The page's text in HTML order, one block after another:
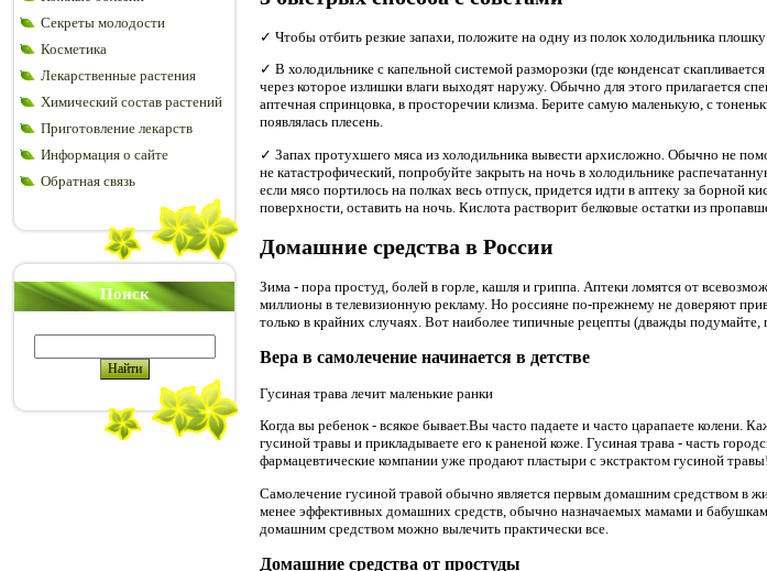
Секреты молодости
Косметика
Лекарственные растения
Химический состав растений
Приготовление лекарств
Информация о сайте
Обратная связь
Поиск
✓ Чтобы отбить резкие запахи, положите на одну из полок холодильника
✓ В холодильнике с капельной системой разморозки (где конденсат
через которое излишки влаги выходят наружу. Обычно для этого прилагается
аптечная спринцовка, в просторечии клизма. Берите самую маленькую, с
появлялась плесень.
✓ Запах протухшего мяса из холодильника вывести архисложно. Обычно не
не катастрофический, попробуйте закрыть на ночь в холодильнике
если мясо портилось на полках весь отпуск, придется идти в аптеку за борной
поверхности, оставить на ночь. Кислота растворит белковые остатки из
Домашние средства в России
Зима - пора простуд, болей в горле, кашля и гриппа. Аптеки ломятся от
миллионы в телевизионную рекламу. Но россияне по-прежнему не доверяют
только в крайних случаях. Вот наиболее типичные рецепты (дважды
Вера в самолечение начинается в детстве
Гусиная трава лечит маленькие ранки
Когда вы ребенок - всякое бывает.Вы часто падаете и часто царапаете колени.
гусиной травы и прикладываете его к раненой коже. Гусиная трава - часть
фармацевтические компании уже продают пластыри с экстрактом гусиной травы!
Самолечение гусиной травой обычно является первым домашним средством в
менее эффективных домашних средств, обычно назначаемых мамами и
домашним средством можно вылечить практически все.
Домашние средства от простуды